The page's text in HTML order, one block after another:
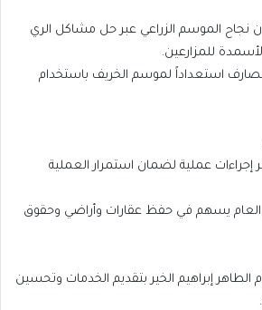
نجاح الموسم الزراعي عبر حل مشاكل الري
للمزارعين.
استعداداً لموسم الخريف باستخدام
إجراءات عملية لضمان استمرار العملية
يسهم في حفظ عقارات وأراضي وحقوق
إبراهيم الخير بتقديم الخدمات وتحسين